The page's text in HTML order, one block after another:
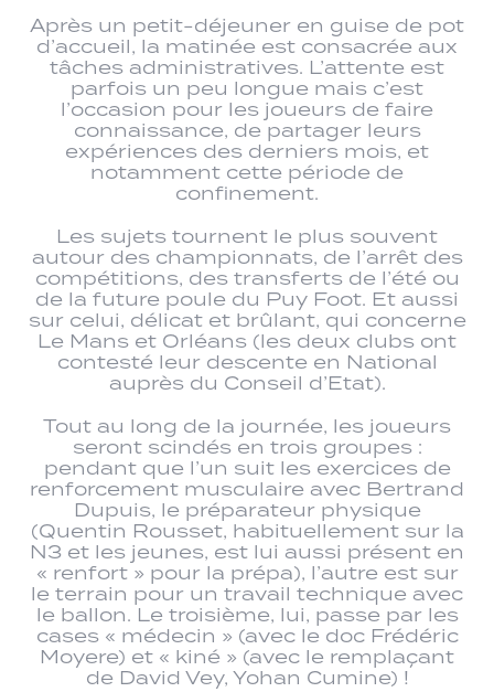
Après un petit-déjeuner en guise de pot
d’accueil, la matinée est consacrée aux
tâches administratives. L’attente est
parfois un peu longue mais c’est
l’occasion pour les joueurs de faire
connaissance, de partager leurs
expériences des derniers mois, et
notamment cette période de
confinement.
Les sujets tournent le plus souvent
autour des championnats, de l’arrêt des
compétitions, des transferts de l’été ou
de la future poule du Puy Foot. Et aussi
sur celui, délicat et brûlant, qui concerne
Le Mans et Orléans (les deux clubs ont
contesté leur descente en National
auprès du Conseil d’Etat).
Tout au long de la journée, les joueurs
seront scindés en trois groupes :
pendant que l’un suit les exercices de
renforcement musculaire avec Bertrand
Dupuis, le préparateur physique
(Quentin Rousset, habituellement sur la
N3 et les jeunes, est lui aussi présent en
« renfort » pour la prépa), l’autre est sur
le terrain pour un travail technique avec
le ballon. Le troisième, lui, passe par les
cases « médecin » (avec le doc Frédéric
Moyere) et « kiné » (avec le remplaçant
de David Vey, Yohan Cumine) !